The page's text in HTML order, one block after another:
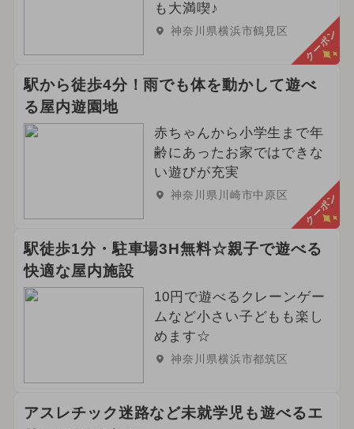
も大満喫♪
神奈川県横浜市鶴見区 クーポン
駅から徒歩4分！雨でも体を動かして遊べ
る屋内遊園地
赤ちゃんから小学生まで年
齢にあったお家ではできな
い遊びが充実
神奈川県川崎市中原区 クーポン
駅徒歩1分・駐車場3H無料☆親子で遊べる
快適な屋内施設
10円で遊べるクレーンゲー
ムなど小さい子どもも楽し
めます☆
神奈川県横浜市都筑区
アスレチック迷路など未就学児も遊べるエ